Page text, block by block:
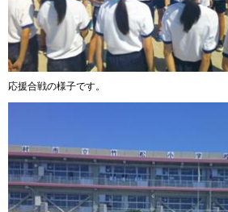
応援合戦の様子です。